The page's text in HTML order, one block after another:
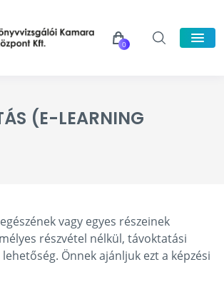
0
(E-LEARNING
vagy egyes részeinek
részvétel nélkül, távoktatási
Önnek ajánljuk ezt a képzési